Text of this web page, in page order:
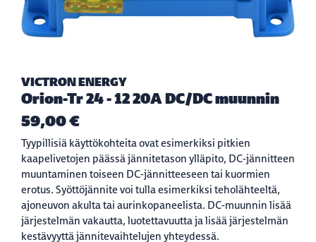
VICTRON ENERGY
Orion-Tr 24 - 12 20A DC/DC muunnin
59,00 €
Tyypillisiä käyttökohteita ovat esimerkiksi pitkien
kaapelivetojen päässä jännitetason ylläpito, DC-jännitteen
muuntaminen toiseen DC-jännitteeseen tai kuormien
erotus. Syöttöjännite voi tulla esimerkiksi teholähteeltä,
ajoneuvon akulta tai aurinkopaneelista. DC-muunnin lisää
järjestelmän vakautta, luotettavuutta ja lisää järjestelmän
kestävyyttä jännitevaihtelujen yhteydessä.